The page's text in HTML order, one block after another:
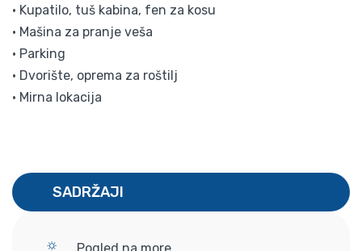
• Kupatilo, tuš kabina, fen za kosu
• Mašina za pranje veša
• Parking
• Dvorište, oprema za roštilj
• Mirna lokacija
SADRŽAJI